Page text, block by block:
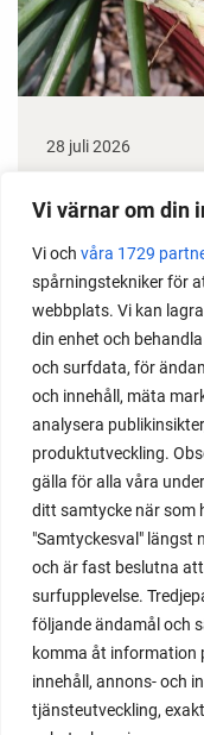
Vi värnar om din
Vi och våra 1729
spårningstekniker för
webbplats. Vi kan
din enhet och
och surfdata, för
och innehåll, mäta
analysera
produktutveckling.
gälla för alla våra
ditt samtycke när som
"Samtyckesval" längst
och är fast beslutna
surfupplevelse.
följande ändamål och
komma åt information
innehåll, annons- och
tjänsteutveckling,
28 juli 2026
under säsongen
om, planterar och